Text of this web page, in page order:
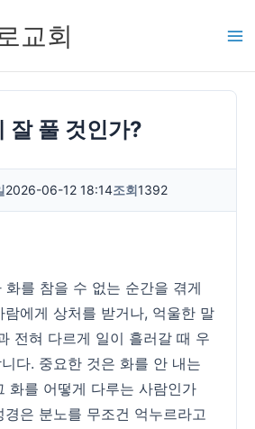
교회
잘 풀 것인가?
2026-06-12 18:14조회1392
화를 참을 수 없는 순간을 겪게
람에게 상처를 받거나, 억울한 말
전혀 다르게 일이 흘러갈 때 우
다. 중요한 것은 화를 안 내는
화를 어떻게 다루는 사람인가
은 분노를 무조건 억누르라고